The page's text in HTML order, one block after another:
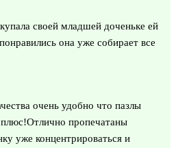
своей младшей доченьке ей
она уже собирает все
очень удобно что пазлы
пропечатаны
уже концентрироваться и